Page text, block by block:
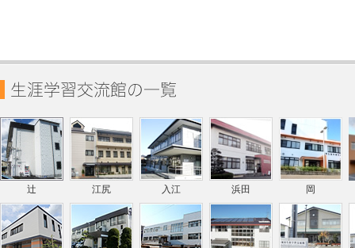
辻 江尻 入江 浜田 岡